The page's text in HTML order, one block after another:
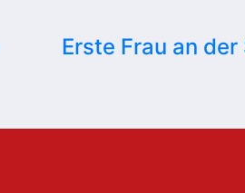
Erste Frau an